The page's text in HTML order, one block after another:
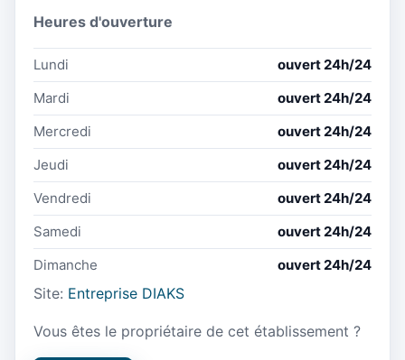
Heures d'ouverture
Lundi
ouvert 24h/24
Mardi
ouvert 24h/24
Mercredi
ouvert 24h/24
Jeudi
ouvert 24h/24
Vendredi
ouvert 24h/24
Samedi
ouvert 24h/24
Dimanche
ouvert 24h/24
Site: Entreprise DIAKS
Vous êtes le propriétaire de cet établissement ?